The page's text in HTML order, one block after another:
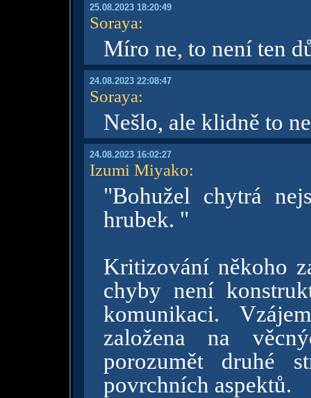
25.08.2023 18:20:49
Soraya:
Míro ne, to není ten
24.08.2023 22:08:47
Soraya:
Nešlo, ale klidně to
24.08.2023 16:02:27
Izumi Miyako:
"Bohužel chytrá
hrubek. "
Kritizování někoho
chyby není
komunikaci.
založena na
porozumět druhé
povrchních aspektů.